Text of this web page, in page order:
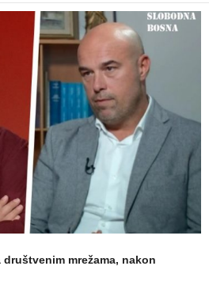
mrežama, nakon